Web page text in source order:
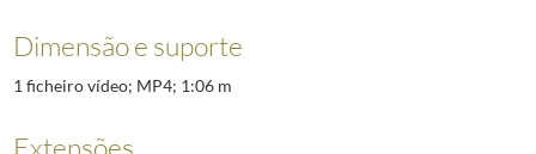
Dimensão e suporte
1 ficheiro vídeo; MP4; 1:06 m
Extensões